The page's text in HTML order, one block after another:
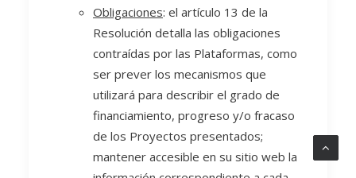
Obligaciones: el artículo 13 de la
Resolución detalla las obligaciones
contraídas por las Plataformas, como
ser prever los mecanismos que
utilizará para describir el grado de
financiamiento, progreso y/o fracaso
de los Proyectos presentados;
mantener accesible en su sitio web la